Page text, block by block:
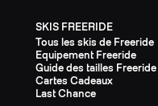
SKIS FREERIDE
Tous les skis de Freeride
Equipement Freeride
Guide des tailles Freeride
Cartes Cadeaux
Last Chance